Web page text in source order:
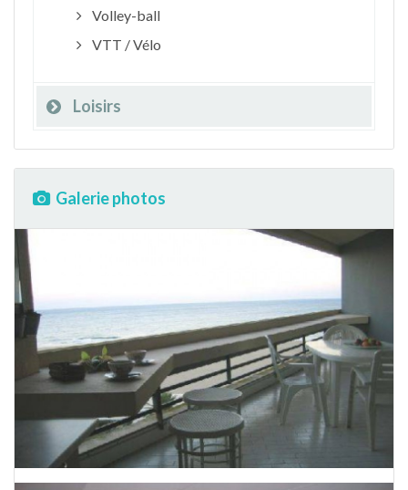
Volley-ball
VTT / Vélo
Loisirs
Galerie photos